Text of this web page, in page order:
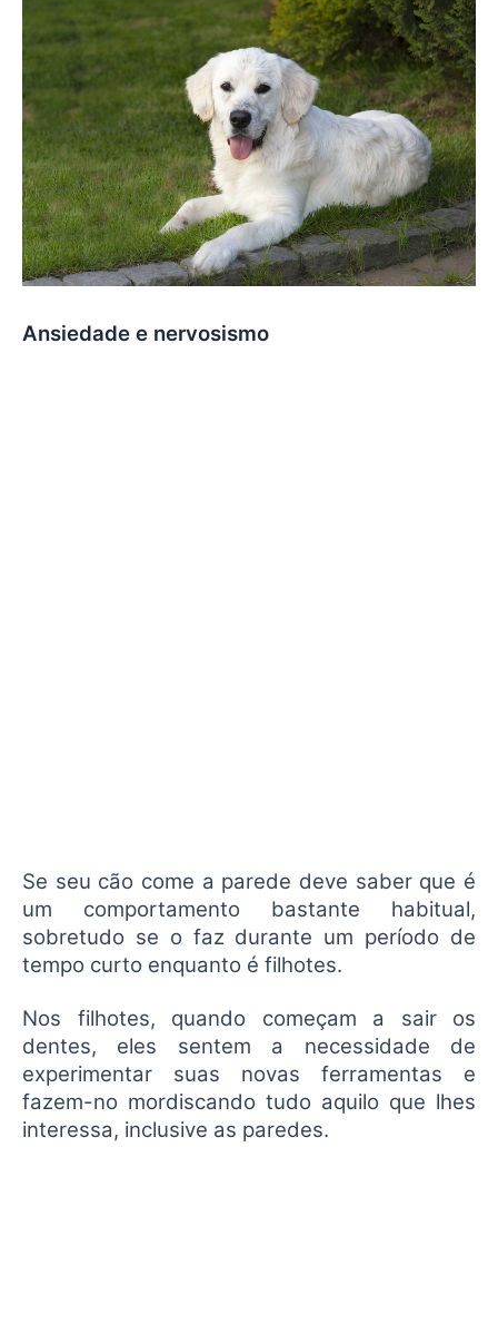
Ansiedade e nervosismo
Se seu cão come a parede deve saber que é
um comportamento bastante habitual,
sobretudo se o faz durante um período de
tempo curto enquanto é filhotes.
Nos filhotes, quando começam a sair os
dentes, eles sentem a necessidade de
experimentar suas novas ferramentas e
fazem-no mordiscando tudo aquilo que lhes
interessa, inclusive as paredes.